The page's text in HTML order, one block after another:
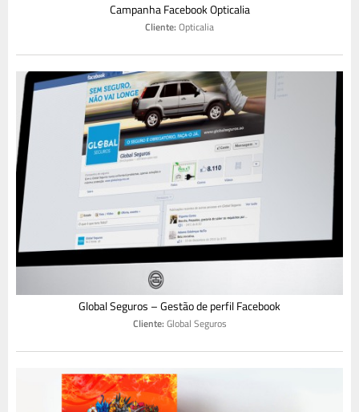
Campanha Facebook Opticalia
Cliente: Opticalia
Global Seguros – Gestão de perfil Facebook
Cliente: Global Seguros